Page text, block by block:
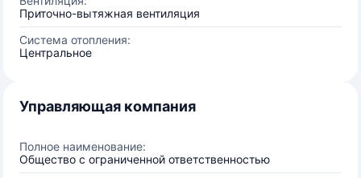
Приточно-вытяжная вентиляция
Система отопления:
Центральное
Управляющая компания
Полное наименование:
Общество с ограниченной ответственностью